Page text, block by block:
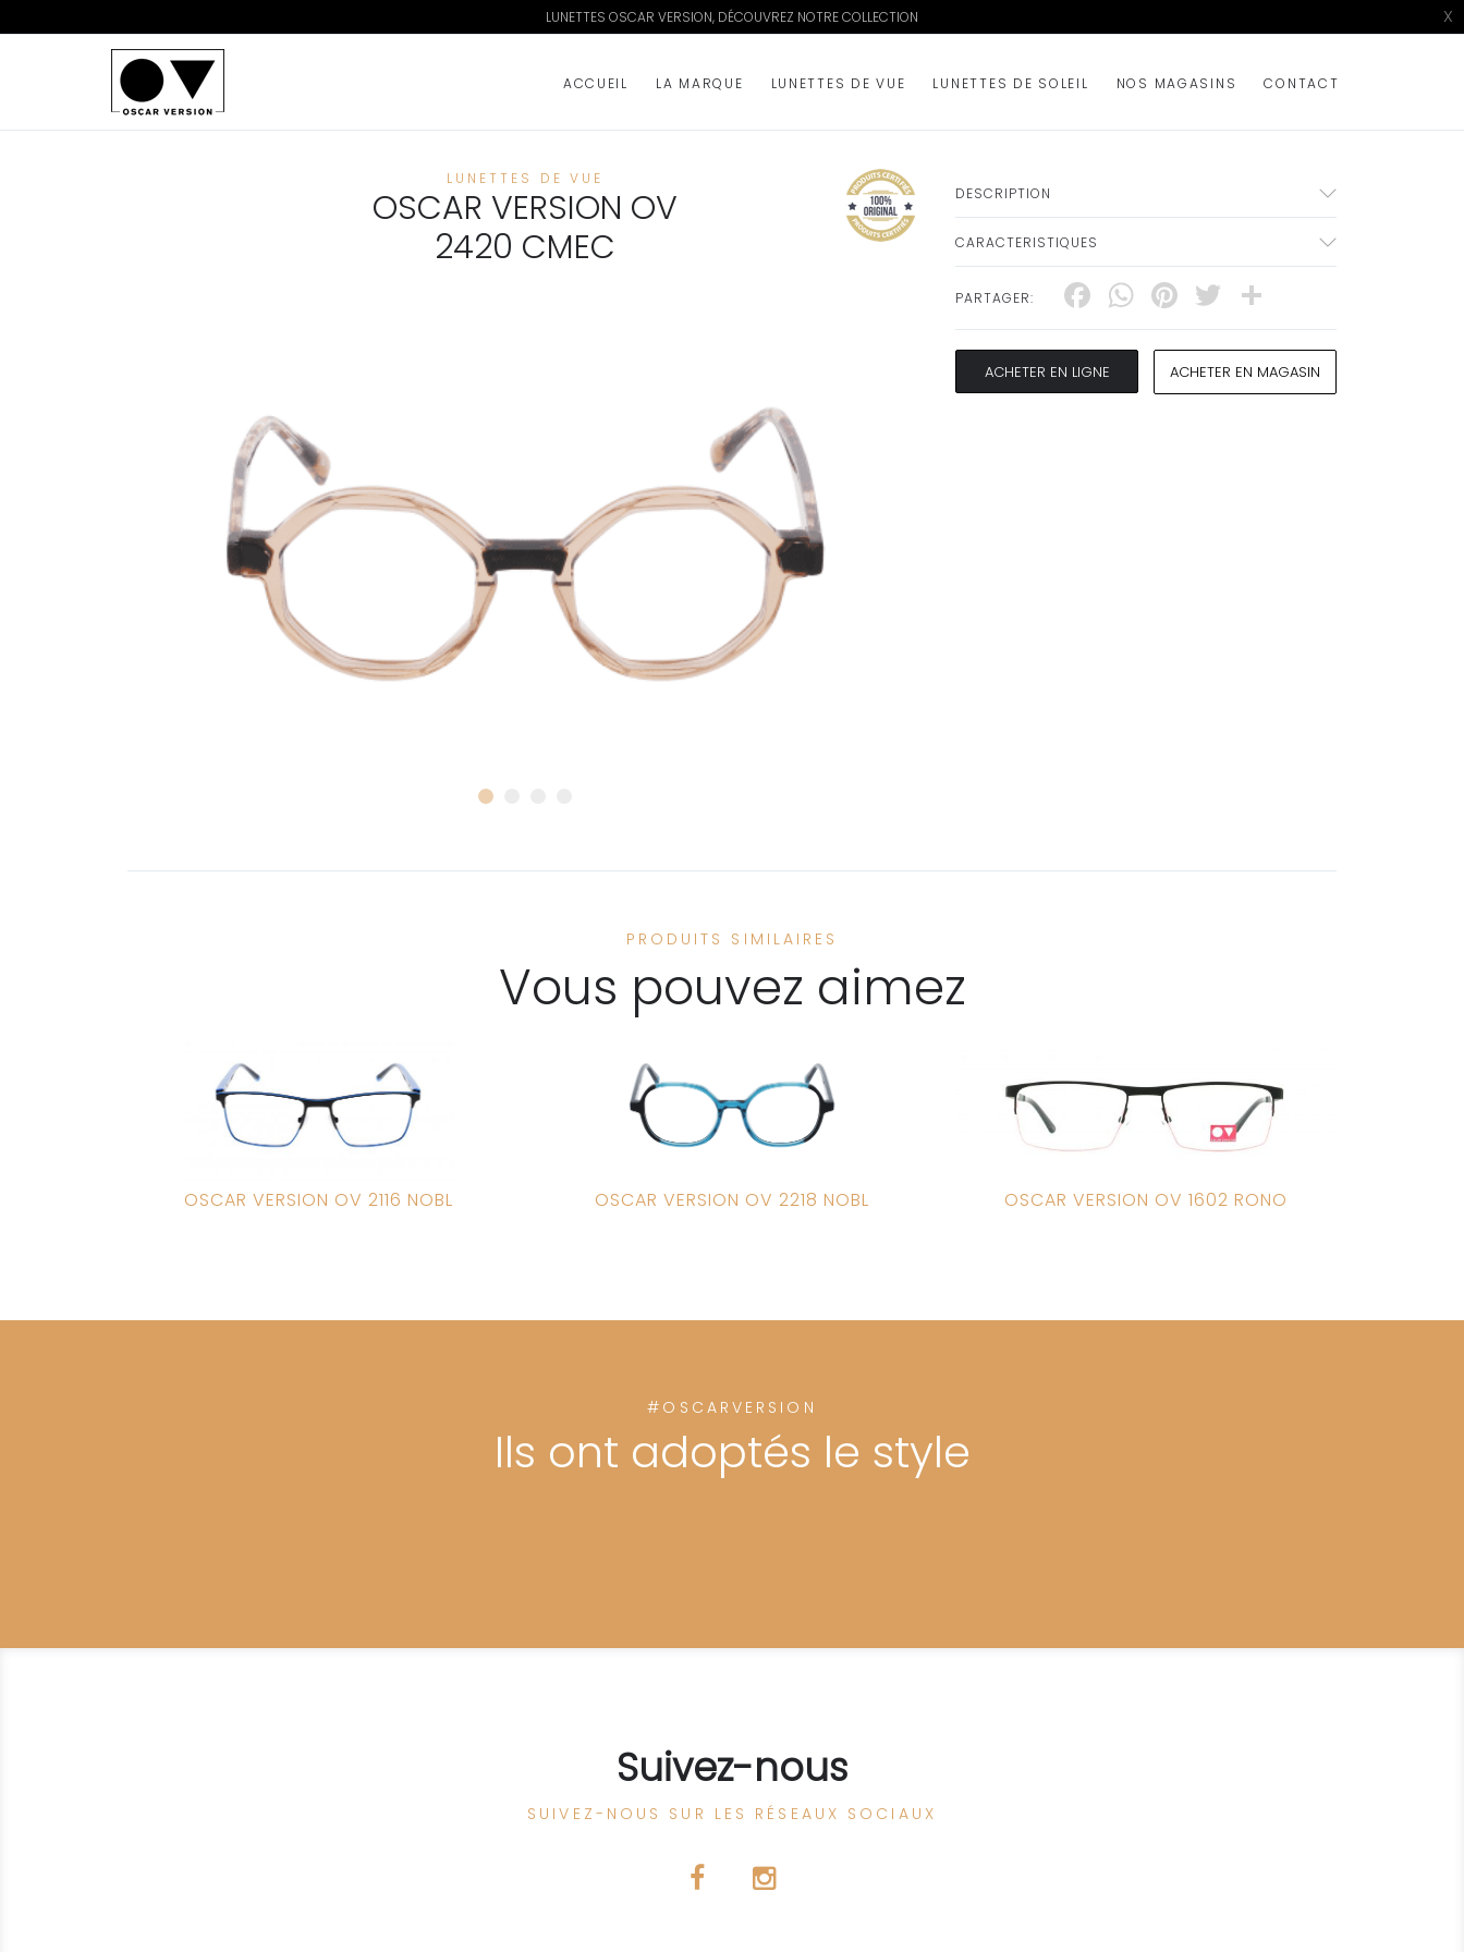
LUNETTES OSCAR VERSION, DÉCOUVREZ NOTRE COLLECTION X
ACCUEIL LA MARQUE LUNETTES DE VUE LUNETTES DE SOLEIL NOS MAGASINS CONTACT
LUNETTES DE VUE
OSCAR VERSION OV
2420 CMEC
DESCRIPTION
CARACTERISTIQUES
PARTAGER: Facebook
WhatsApp
Pinterest
Twitter
ACHETER EN LIGNE ACHETER EN MAGASIN
PRODUITS SIMILAIRES
Vous pouvez aimez
OSCAR VERSION OV 2116 NOBL OSCAR VERSION OV 2218 NOBL OSCAR VERSION OV 1602 RONO
#OSCARVERSION
Ils ont adoptés le style
Suivez-nous
SUIVEZ-NOUS SUR LES RÉSEAUX SOCIAUX